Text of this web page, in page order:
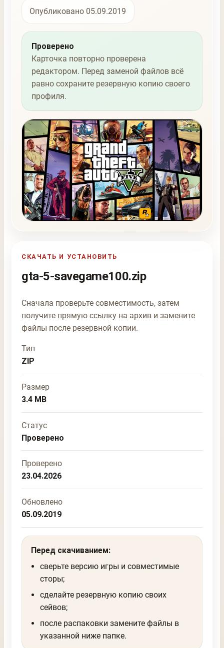
Опубликовано 05.09.2019
Проверено
Карточка повторно проверена
редактором. Перед заменой файлов всё
равно сохраните резервную копию своего
профиля.
СКАЧАТЬ И УСТАНОВИТЬ
gta-5-savegame100.zip
Сначала проверьте совместимость, затем
получите прямую ссылку на архив и замените
файлы после резервной копии.
Тип
ZIP
Размер
3.4 MB
Статус
Проверено
Проверено
23.04.2026
Обновлено
05.09.2019
Перед скачиванием:
сверьте версию игры и совместимые
сторы;
сделайте резервную копию своих
сейвов;
после распаковки замените файлы в
указанной ниже папке.